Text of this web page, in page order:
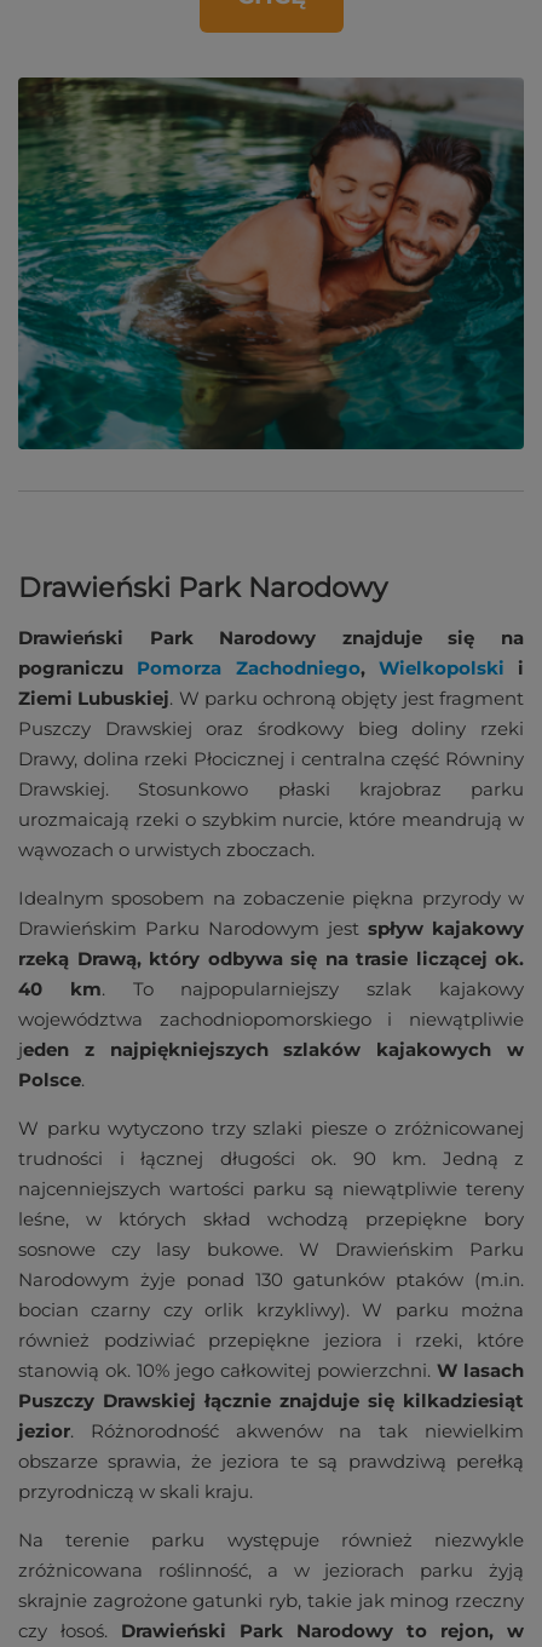
Drawieński Park Narodowy
Drawieński Park Narodowy znajduje się na
pograniczu Pomorza Zachodniego, Wielkopolski i
Ziemi Lubuskiej. W parku ochroną objęty jest fragment
Puszczy Drawskiej oraz środkowy bieg doliny rzeki
Drawy, dolina rzeki Płocicznej i centralna część Równiny
Drawskiej. Stosunkowo płaski krajobraz parku
urozmaicają rzeki o szybkim nurcie, które meandrują w
wąwozach o urwistych zboczach.
Idealnym sposobem na zobaczenie piękna przyrody w
Drawieńskim Parku Narodowym jest spływ kajakowy
rzeką Drawą, który odbywa się na trasie liczącej ok.
40 km. To najpopularniejszy szlak kajakowy
województwa zachodniopomorskiego i niewątpliwie
jeden z najpiękniejszych szlaków kajakowych w
Polsce.
W parku wytyczono trzy szlaki piesze o zróżnicowanej
trudności i łącznej długości ok. 90 km. Jedną z
najcenniejszych wartości parku są niewątpliwie tereny
leśne, w których skład wchodzą przepiękne bory
sosnowe czy lasy bukowe. W Drawieńskim Parku
Narodowym żyje ponad 130 gatunków ptaków (m.in.
bocian czarny czy orlik krzykliwy). W parku można
również podziwiać przepiękne jeziora i rzeki, które
stanowią ok. 10% jego całkowitej powierzchni. W lasach
Puszczy Drawskiej łącznie znajduje się kilkadziesiąt
jezior. Różnorodność akwenów na tak niewielkim
obszarze sprawia, że jeziora te są prawdziwą perełką
przyrodniczą w skali kraju.
Na terenie parku występuje również niezwykle
zróżnicowana roślinność, a w jeziorach parku żyją
skrajnie zagrożone gatunki ryb, takie jak minog rzeczny
czy łosoś. Drawieński Park Narodowy to rejon, w